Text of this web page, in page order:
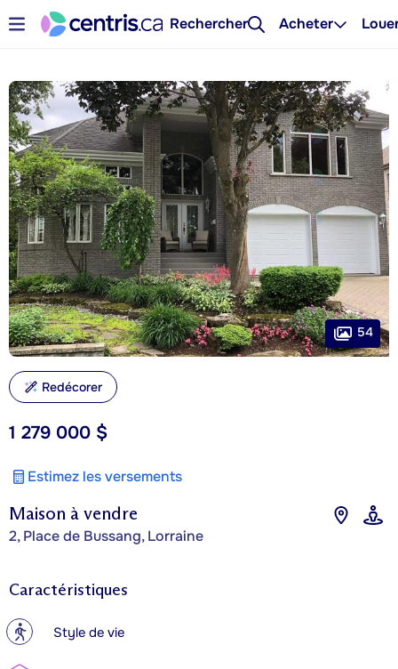
Rechercher Acheter
Maison à vendre
2, Place de Bussang, Lorraine
1 279 000 $
Estimez les versements
54
Redécorer
Caractéristiques
? Style de vie